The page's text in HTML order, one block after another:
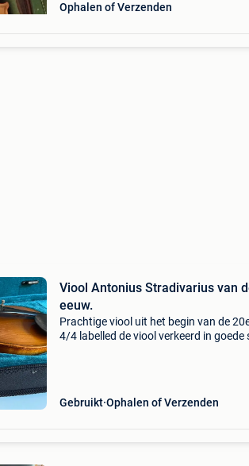
Ophalen of Verzenden
Viool Antonius Stradivarius van
eeuw.
Prachtige viool uit het begin van de
4/4 labelled de viool verkeerd in goede
Gebruikt Ophalen of Verzenden